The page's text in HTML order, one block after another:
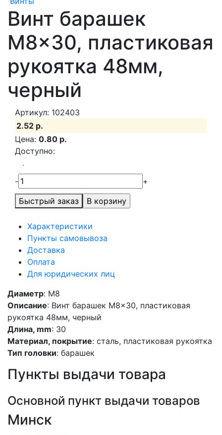
Винт барашек
M8x30, пластиковая
рукоятка 48мм,
черный
Артикул: 102403
2.52 р.
Цена: 0.80 р.
Доступно:
.
-
+
Быстрый заказ
Характеристики
Пункты самовывоза
Доставка
Оплата
Для юридических лиц
Диаметр: M8
Описание: Винт барашек M8x30, пластиковая
рукоятка 48мм, черный
Длина, mm: 30
Материал, покрытие: сталь, пластиковая рукоятка
Тип головки: барашек
Пункты выдачи товара
Основной пункт выдачи товаров
Минск